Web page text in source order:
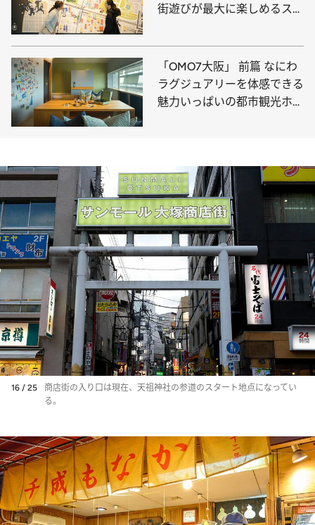
街遊びが最大に楽しめるステ
「OMO7大阪」 前篇 なにわ
ラグジュアリーを体感できる
魅力いっぱいの都市観光ホテ
16 / 25
商店街の入り口は現在、天祖神社の参道のスタート地点になってい
る。